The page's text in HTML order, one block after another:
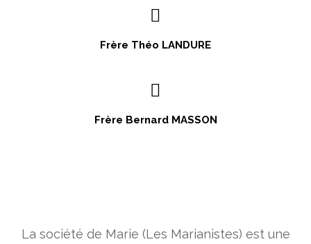
Frère Théo LANDURE
Frère Bernard MASSON
La société de Marie (Les Marianistes) est une